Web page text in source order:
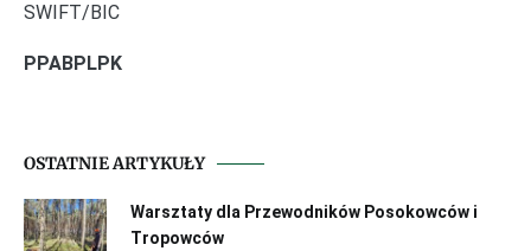
SWIFT/BIC
PPABPLPK
OSTATNIE ARTYKUŁY
Warsztaty dla Przewodników Posokowców i
Tropowców